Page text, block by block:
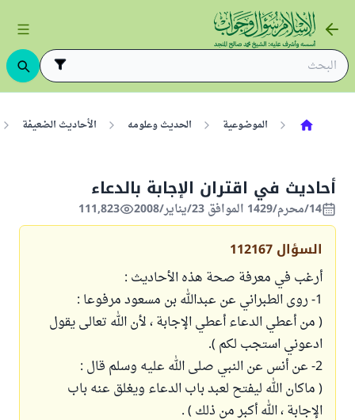
الموضوعية الحديث وعلومه الأحاديث الضعيفة
أحاديث في اقتران الإجابة بالدعاء
14/محرم/1429 الموافق 23/يناير/2008 111,823
السؤال 112167
أرغب في معرفة صحة هذه الأحاديث :
1- روى الطبراني عن عبدالله بن مسعود مرفوعا :
( من أعطي الدعاء أعطي الإجابة ، لأن الله تعالى يقول
ادعوني استجب لكم ).
2- عن أنس عن النبي صلى الله عليه وسلم قال :
( ماكان الله ليفتح لعبد باب الدعاء ويغلق عنه باب
الإجابة ، الله أكبر من ذلك ) .